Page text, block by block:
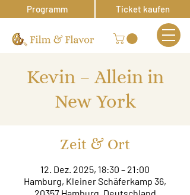
Programm Ticket kaufen
Kevin – Allein in
New York
Zeit & Ort
12. Dez. 2025, 18:30 – 21:00
Hamburg, Kleiner Schäferkamp 36,